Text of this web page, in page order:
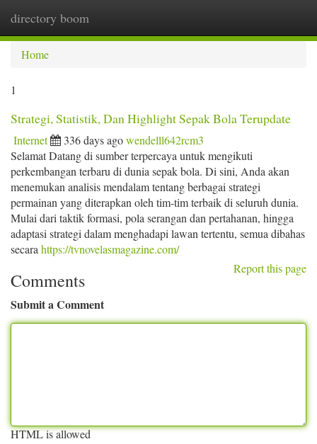
directory boom
Home
1
Strategi, Statistik, Dan Highlight Sepak Bola Terupdate
Internet 336 days agowendelll642rcm3
Selamat Datang di sumber terpercaya untuk mengikuti
perkembangan terbaru di dunia sepak bola. Di sini, Anda akan
menemukan analisis mendalam tentang berbagai strategi
permainan yang diterapkan oleh tim-tim terbaik di seluruh dunia.
Mulai dari taktik formasi, pola serangan dan pertahanan, hingga
adaptasi strategi dalam menghadapi lawan tertentu, semua dibahas
secara https://tvnovelasmagazine.com/
Report this page
Comments
Submit a Comment
HTML is allowed